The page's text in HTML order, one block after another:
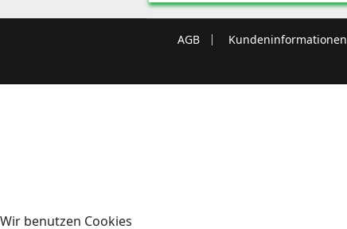
AGB Kundeninformationen
Wir benutzen Cookies